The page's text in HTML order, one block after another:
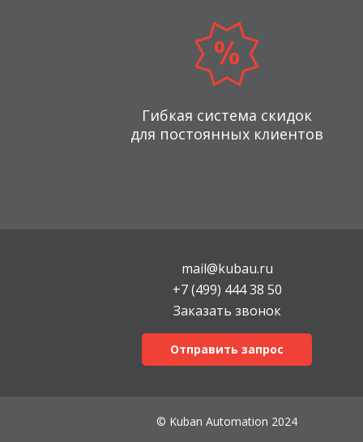
Гибкая система скидок
для постоянных клиентов
mail@kubau.ru
+7 (499) 444 38 50
Заказать звонок
Отправить запрос
© Kuban Automation 2024